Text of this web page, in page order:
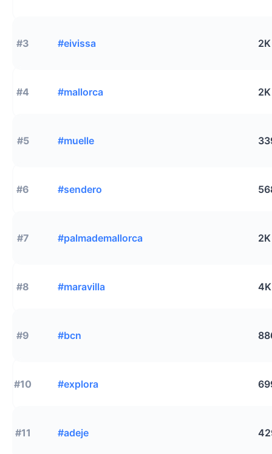
#3 #eivissa 2K
#4 #mallorca 2K
#5 #muelle
#6 #sendero
#7 #palmademallorca 2K
#8 #maravilla 4K
#9 #bcn
#10 #explora
#11 #adeje